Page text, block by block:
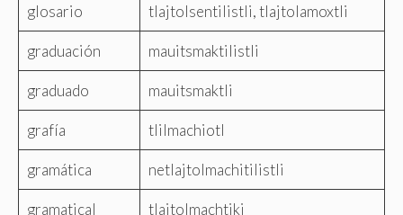
glosario tlajtolsentilistli, tlajtolamoxtli
graduación mauitsmaktilistli
graduado mauitsmaktli
grafía tlilmachiotl
gramática netlajtolmachitilistli
gramatical tlajtolmachtiki